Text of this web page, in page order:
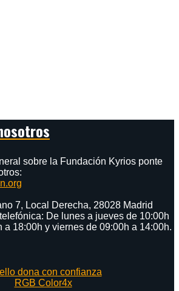
sobre la Fundación Kyrios ponte
7, Local Derecha, 28028 Madrid
De lunes a jueves de 10:00h
a 18:00h y viernes de 09:00h a 14:00h.